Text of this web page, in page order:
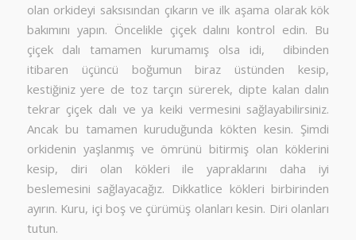
olan orkideyi saksısından çıkarın ve ilk aşama olarak kök
bakımını yapın. Öncelikle çiçek dalını kontrol edin. Bu
çiçek dalı tamamen kurumamış olsa idi, dibinden
itibaren üçüncü boğumun biraz üstünden kesip,
kestiğiniz yere de toz tarçın sürerek, dipte kalan dalın
tekrar çiçek dalı ve ya keiki vermesini sağlayabilirsiniz.
Ancak bu tamamen kuruduğunda kökten kesin. Şimdi
orkidenin yaşlanmış ve ömrünü bitirmiş olan köklerini
kesip, diri olan kökleri ile yapraklarını daha iyi
beslemesini sağlayacağız. Dikkatlice kökleri birbirinden
ayırın. Kuru, içi boş ve çürümüş olanları kesin. Diri olanları
tutun.